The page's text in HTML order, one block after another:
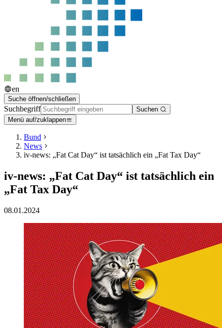
en
Suche öffnen/schließen
Suchbegriff
Suchen
Menü auf/zuklappen
Bund
News
iv-news: „Fat Cat Day“ ist tatsächlich ein „Fat Tax Day“
iv-news: „Fat Cat Day“ ist tatsächlich ein
„Fat Tax Day“
08.01.2024